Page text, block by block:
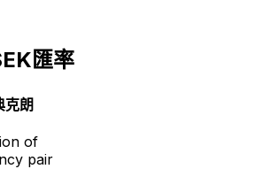
匯率
克朗
of
pair